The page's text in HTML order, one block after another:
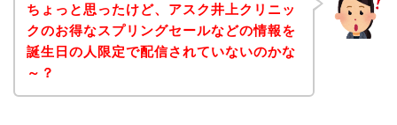
ちょっと思ったけど、アスク井上クリニッ
クのお得なスプリングセールなどの情報を
誕生日の人限定で配信されていないのかな
～？